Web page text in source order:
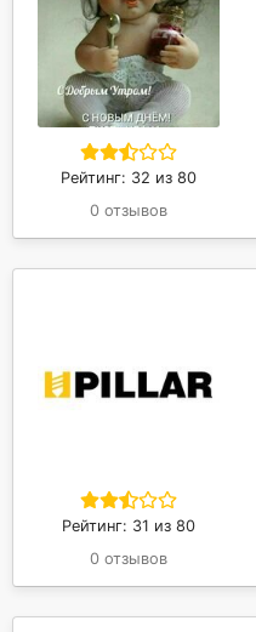
Рейтинг: 32 из 80
0 отзывов
Рейтинг: 31 из 80
0 отзывов